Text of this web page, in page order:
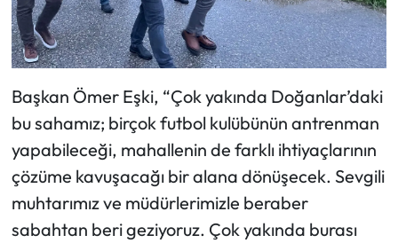
Başkan Ömer Eşki, “Çok yakında Doğanlar’daki
bu sahamız; birçok futbol kulübünün antrenman
yapabileceği, mahallenin de farklı ihtiyaçlarının
çözüme kavuşacağı bir alana dönüşecek. Sevgili
muhtarımız ve müdürlerimizle beraber
sabahtan beri geziyoruz. Çok yakında burası